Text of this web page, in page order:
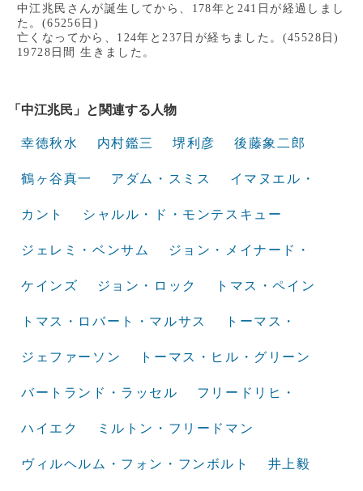
中江兆民さんが誕生してから、178年と241日が経過しまし
た。(65256日)
亡くなってから、124年と237日が経ちました。(45528日)
19728日間 生きました。
「中江兆民」と関連する人物
幸徳秋水 内村鑑三 堺利彦 後藤象二郎
鶴ヶ谷真一 アダム・スミス イマヌエル・
カント シャルル・ド・モンテスキュー
ジェレミ・ベンサム ジョン・メイナード・
ケインズ ジョン・ロック トマス・ペイン
トマス・ロバート・マルサス トーマス・
ジェファーソン トーマス・ヒル・グリーン
バートランド・ラッセル フリードリヒ・
ハイエク ミルトン・フリードマン
ヴィルヘルム・フォン・フンボルト 井上毅